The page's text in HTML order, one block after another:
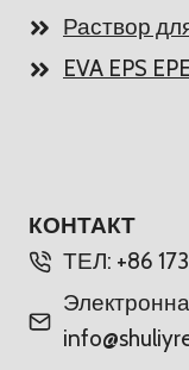
Раствор
EVA EPS
КОНТАКТ
ТЕЛ: +86